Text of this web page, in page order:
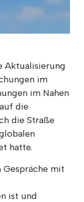
Aktualisierung
im
im Nahen
die
die Straße
hatte.
Gespräche mit
ist und